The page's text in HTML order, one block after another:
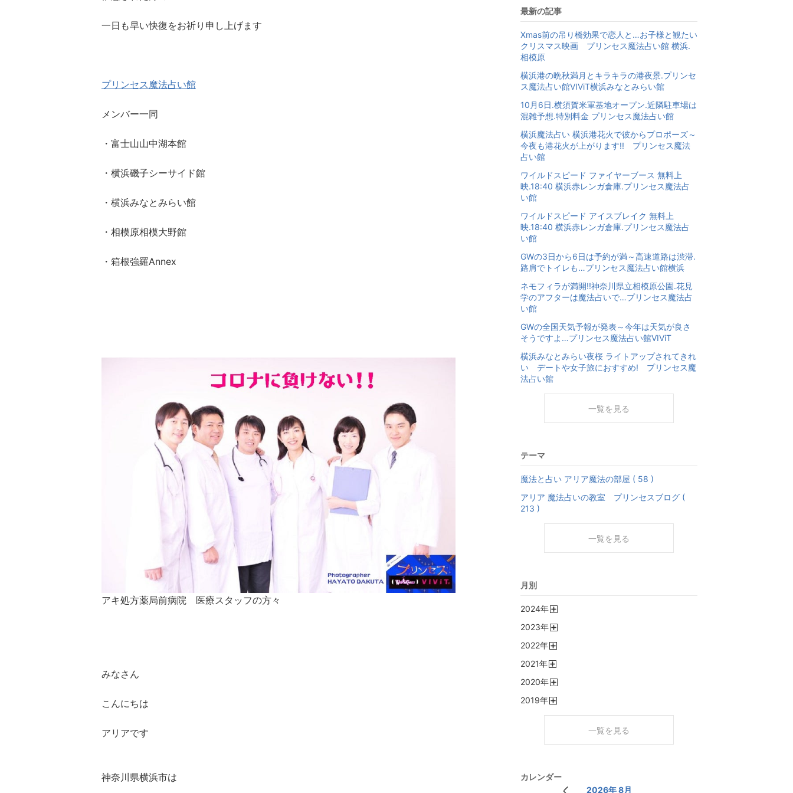
一日も早い快復をお祈り申し上げます
プリンセス魔法占い館
メンバー一同
・富士山山中湖本館
・横浜磯子シーサイド館
・横浜みなとみらい館
・相模原相模大野館
・箱根強羅Annex
アキ処方薬局前病院 医療スタッフの方々
みなさん
こんにちは
アリアです
神奈川県横浜市は
最新の記事
Xmas前の吊り橋効果で恋人と…お子様と観たい
クリスマス映画 プリンセス魔法占い館 横浜.
相模原
横浜港の晩秋満月とキラキラの港夜景.プリンセ
ス魔法占い館VIViT横浜みなとみらい館
10月6日.横須賀米軍基地オープン.近隣駐車場は
混雑予想.特別料金 プリンセス魔法占い館
横浜魔法占い 横浜港花火で彼からプロポーズ～
今夜も港花火が上がります!! プリンセス魔法
占い館
ワイルドスピード ファイヤーブース 無料上
映.18:40 横浜赤レンガ倉庫.プリンセス魔法占
い館
ワイルドスピード アイスブレイク 無料上
映.18:40 横浜赤レンガ倉庫.プリンセス魔法占
い館
GWの3日から6日は予約が満～高速道路は渋滞.
路肩でトイレも…プリンセス魔法占い館横浜
ネモフィラが満開!!神奈川県立相模原公園.花見
学のアフターは魔法占いで…プリンセス魔法占
い館
GWの全国天気予報が発表～今年は天気が良さ
そうですよ…プリンセス魔法占い館VIViT
横浜みなとみらい夜桜 ライトアップされてきれ
い デートや女子旅におすすめ! プリンセス魔
法占い館
一覧を見る
テーマ
魔法と占い アリア魔法の部屋 ( 58 )
アリア 魔法占いの教室 プリンセスブログ (
213 )
一覧を見る
月別
2024年
2023年
2022年
2021年
2020年
2019年
一覧を見る
カレンダー
2026年 8月